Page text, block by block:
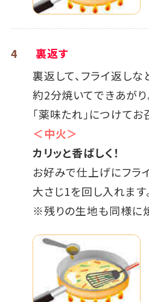
4
裏返す
裏返して、フライ返しな
約2分焼いてできあがり
「薬味たれ」につけてお
＜中火＞
カリッと香ばしく！
お好みで仕上げにフラ
大さじ1を回し入れます
※残りの生地も同様に